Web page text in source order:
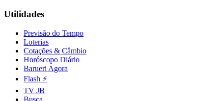
Utilidades
Previsão do Tempo
Loterias
Cotações & Câmbio
Horóscopo Diário
Barueri Agora
Flash ⚡
TV JB
Busca